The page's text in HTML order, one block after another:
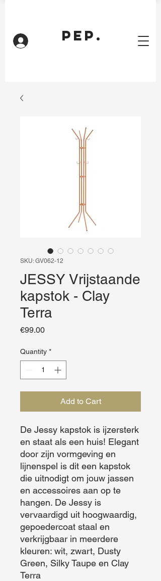
PEP.
SKU: GV062-12
JESSY Vrijstaande
kapstok - Clay
Terra
€99.00Price
Quantity *
Add to Cart
De Jessy kapstok is ijzersterk
en staat als een huis! Elegant
door zijn vormgeving en
lijnenspel is dit een kapstok
die uitnodigt om jouw jassen
en accessoires aan op te
hangen. De Jessy is
vervaardigd uit hoogwaardig,
gepoedercoat staal en
verkrijgbaar in meerdere
kleuren: wit, zwart, Dusty
Green, Silky Taupe en Clay
Terra